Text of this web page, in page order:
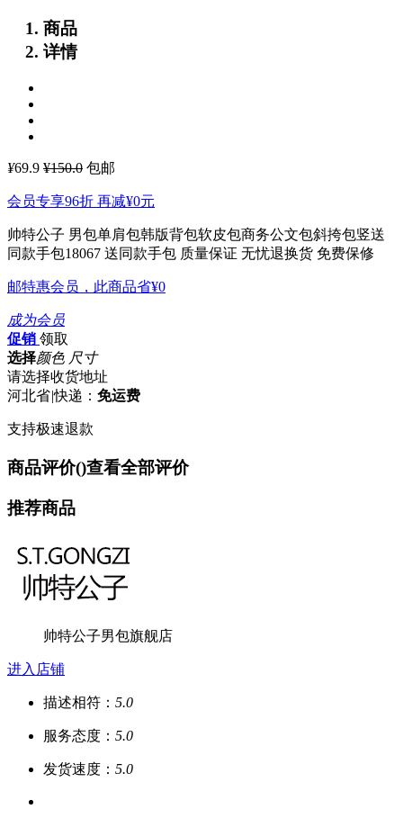
商品
详情
¥69.9 ¥150.0 包邮
会员专享96折 再减¥0元
帅特公子 男包单肩包韩版背包软皮包商务公文包斜挎包竖送
同款手包18067 送同款手包 质量保证 无忧退换货 免费保修
邮特惠会员，此商品省¥0
成为会员
促销 领取
选择颜色 尺寸
请选择收货地址
河北省|快递： 免运费
支持极速退款
商品评价()查看全部评价
推荐商品
帅特公子男包旗舰店
进入店铺
描述相符： 5.0
服务态度： 5.0
发货速度： 5.0